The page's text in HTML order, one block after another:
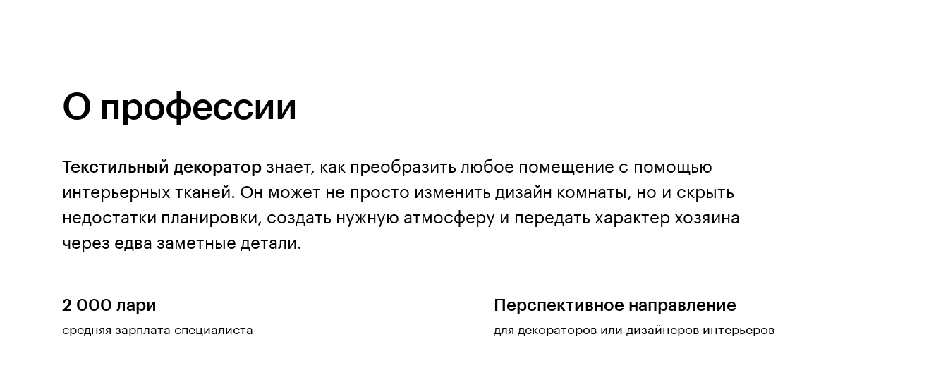
О профессии
Текстильный декоратор знает, как преобразить любое помещение с помощью
интерьерных тканей. Он может не просто изменить дизайн комнаты, но и скрыть
недостатки планировки, создать нужную атмосферу и передать характер хозяина
через едва заметные детали.
2 000 лари
средняя зарплата специалиста
Перспективное направление
для декораторов или дизайнеров интерьеров